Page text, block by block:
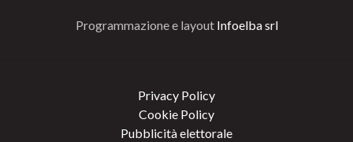
Programmazione e layout Infoelba srl
Privacy Policy
Cookie Policy
Pubblicità elettorale